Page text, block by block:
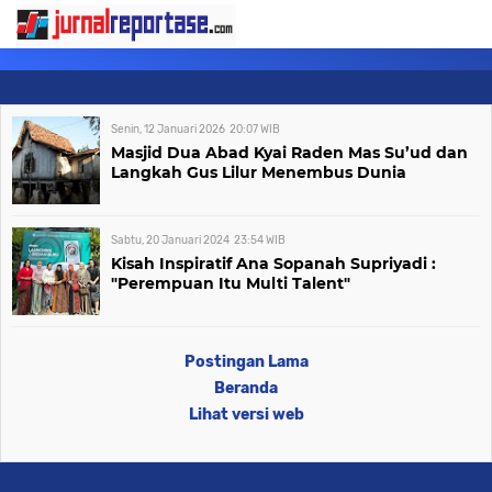
Senin, 12 Januari 2026 20:07WIB
Masjid Dua Abad Kyai Raden Mas Su’ud dan
Langkah Gus Lilur Menembus Dunia
Sabtu, 20 Januari 2024 23:54WIB
Kisah Inspiratif Ana Sopanah Supriyadi :
"Perempuan Itu Multi Talent"
Postingan Lama
Beranda
Lihat versi web